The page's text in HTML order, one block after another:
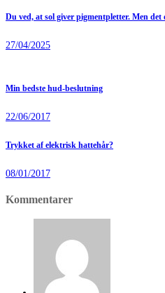
Du ved, at sol giver pigmentpletter. Men det
27/04/2025
Min bedste hud-beslutning
22/06/2017
Trykket af elektrisk hattehår?
08/01/2017
Kommentarer